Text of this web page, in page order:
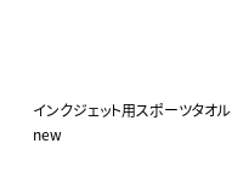
インクジェット用スポーツタオル
new